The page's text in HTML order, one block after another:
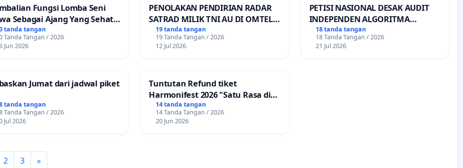
Fungsi Lomba Seni
Sebagai Ajang Yang Sehat
Tindakan Provokatif
tanda tangan
Tanda Tangan / 2026
Jun 2026
PENOLAKAN PENDIRIAN RADAR
SATRAD MILIK TNI AU DI OMTEL
KECAMATAN ALOR BARAT LAUT,
KABUPATEN ALOR
19 tanda tangan
19 Tanda Tangan / 2026
12 Jul 2026
PETISI NASIONAL DESAK AUDIT
INDEPENDEN ALGORITMA
PEMBAGIAN ORDER
TRANSPORTASI ONLINE
18 tanda tangan
18 Tanda Tangan / 2026
21 Jul 2026
Jumat dari jadwal piket
tanda tangan
Tanda Tangan / 2026
Jul 2026
Tuntutan Refund tiket
Harmonifest 2026 "Satu Rasa di
Sudut Kota", Kuningan,
Jawabarat
14 tanda tangan
14 Tanda Tangan / 2026
20 Jun 2026
2 3 »